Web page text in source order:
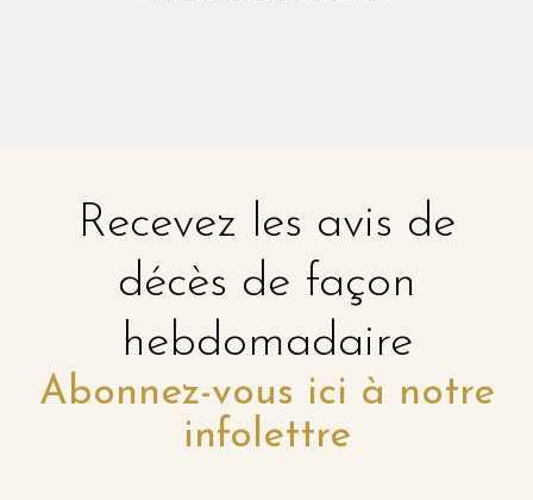
Recevez les avis de
décès de façon
hebdomadaire
Abonnez-vous ici à notre
infolettre